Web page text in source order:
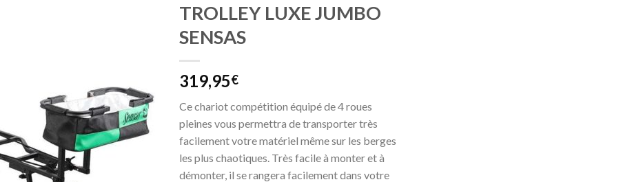
TROLLEY LUXE JUMBO
SENSAS
319,95€
Ce chariot compétition équipé de 4 roues
pleines vous permettra de transporter très
facilement votre matériel même sur les berges
les plus chaotiques. Très facile à monter et à
démonter, il se rangera facilement dans votre